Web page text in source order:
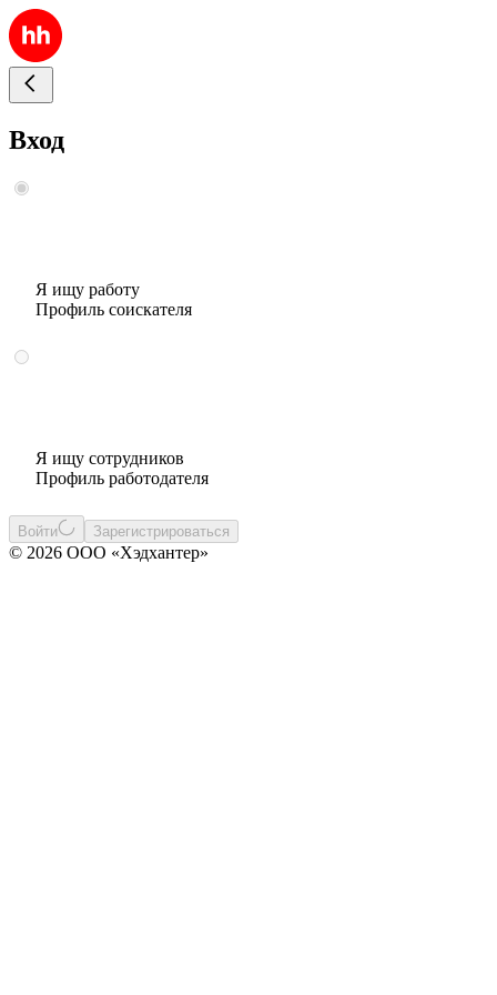
Вход
Я ищу работу
Профиль соискателя
Я ищу сотрудников
Профиль работодателя
Войти Зарегистрироваться
© 2026 ООО «Хэдхантер»